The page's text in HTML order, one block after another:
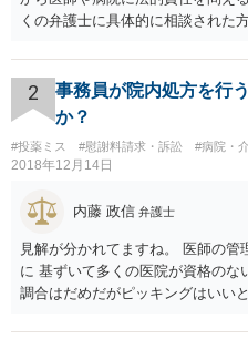
くの弁護士に具体的に相談された
2
事務員が院内処方を行
か？
#投薬ミス #慰謝料請求・訴訟 #病院・
2018年12月14日
内藤 政信 弁護士
見解が分かれてますね。 医師の管
に 基ずいて多くの医院が資格のな
調合はだめだがピッキングはいい
いますね。 院外とではかなり金額